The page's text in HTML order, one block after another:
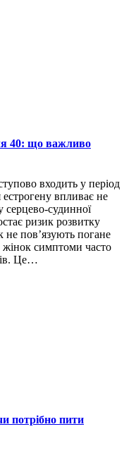
40: що важливо
входить у період
впливає не
серцево-судинної
ризик розвитку
не пов’язують погане
жінок симптоми часто
Це…
потрібно пити